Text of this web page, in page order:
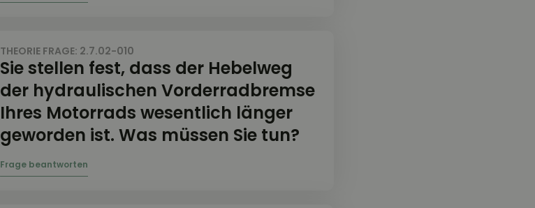
THEORIE FRAGE: 2.7.02-010
Sie stellen fest, dass der Hebelweg
der hydraulischen Vorderradbremse
Ihres Motorrads wesentlich länger
geworden ist. Was müssen Sie tun?